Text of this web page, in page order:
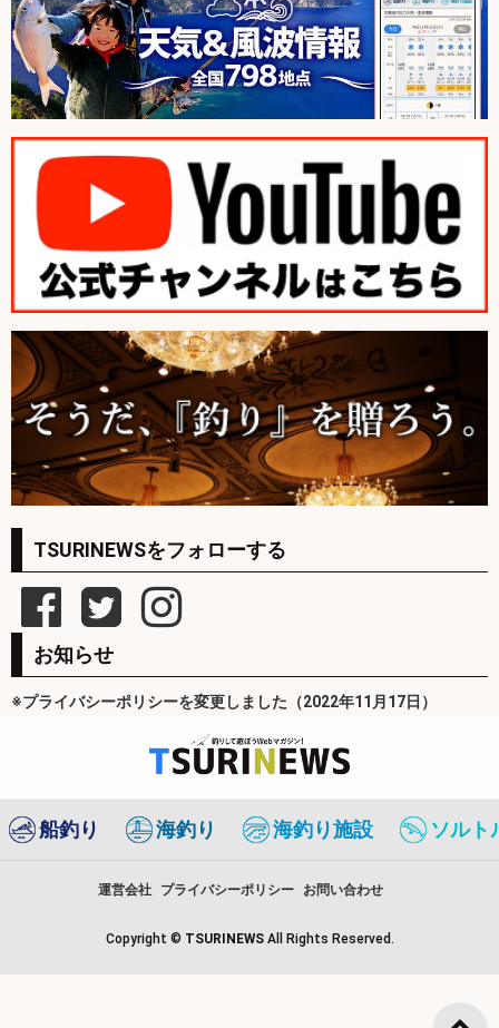
TSURINEWSをフォローする
お知らせ
※プライバシーポリシーを変更しました（2022年11月17日）
船釣り 海釣り 海釣り施設 ソルト
運営会社 プライバシーポリシー お問い合わせ
Copyright © TSURINEWS All Rights Reserved.